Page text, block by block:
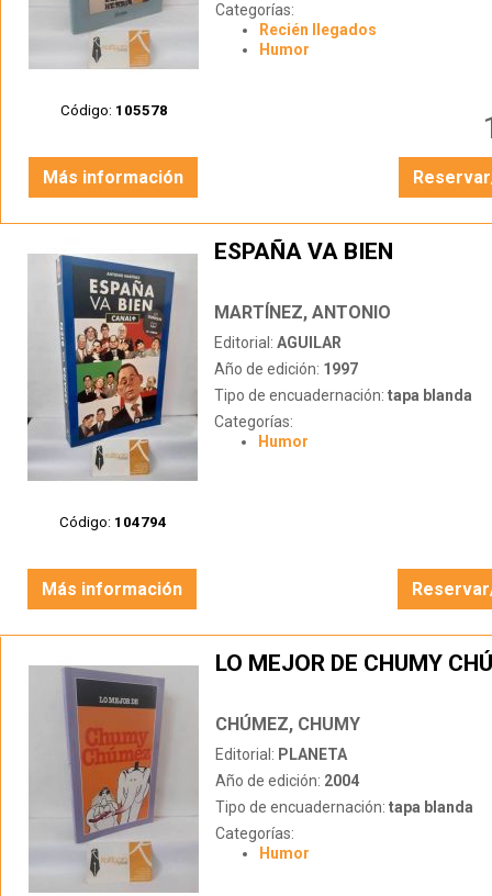
Código: 105578
Categorías:
Recién llegados
Humor
Más información
Código: 104794
ESPAÑA VA BIEN
MARTÍNEZ, ANTONIO
Editorial: AGUILAR
Año de edición: 1997
Tipo de encuadernación: tapa blanda
Categorías:
Humor
Más información
LO MEJOR DE CHUMY
CHÚMEZ, CHUMY
Editorial: PLANETA
Año de edición: 2004
Tipo de encuadernación: tapa blanda
Categorías:
Humor